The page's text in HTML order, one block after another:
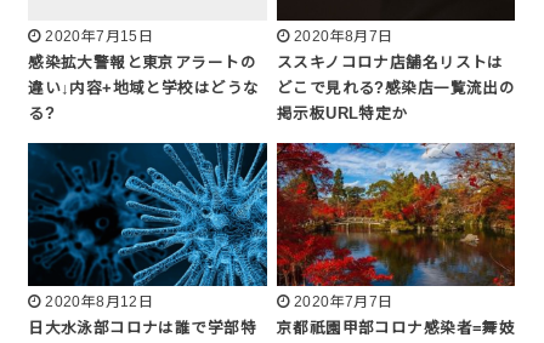
2020年7月15日
感染拡大警報と東京アラートの
違い↓内容+地域と学校はどうな
る?
2020年8月7日
ススキノコロナ店舗名リストは
どこで見れる?感染店一覧流出の
掲示板URL特定か
2020年8月12日
日大水泳部コロナは誰で学部特
2020年7月7日
京都祇園甲部コロナ感染者=舞妓